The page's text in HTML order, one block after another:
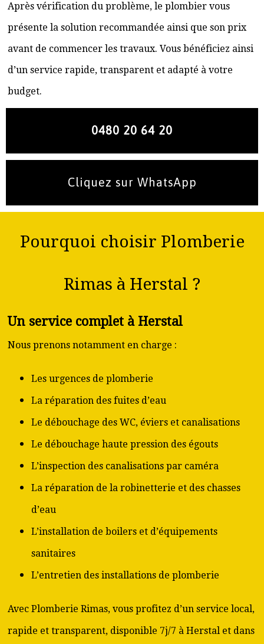
Après vérification du problème, le plombier vous
présente la solution recommandée ainsi que son prix
avant de commencer les travaux. Vous bénéficiez ainsi
d’un service rapide, transparent et adapté à votre
budget.
0480 20 64 20
Cliquez sur WhatsApp
Pourquoi choisir Plomberie
Rimas à Herstal ?
Un service complet à Herstal
Nous prenons notamment en charge :
Les urgences de plomberie
La réparation des fuites d’eau
Le débouchage des WC, éviers et canalisations
Le débouchage haute pression des égouts
L’inspection des canalisations par caméra
La réparation de la robinetterie et des chasses
d’eau
L’installation de boilers et d’équipements
sanitaires
L’entretien des installations de plomberie
Avec Plomberie Rimas, vous profitez d’un service local,
rapide et transparent, disponible 7j/7 à Herstal et dans